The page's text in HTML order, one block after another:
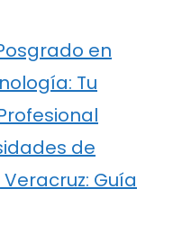
en
Tu
de
Guía